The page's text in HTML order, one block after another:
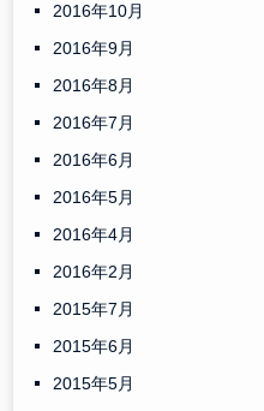
2016年10月
2016年9月
2016年8月
2016年7月
2016年6月
2016年5月
2016年4月
2016年2月
2015年7月
2015年6月
2015年5月